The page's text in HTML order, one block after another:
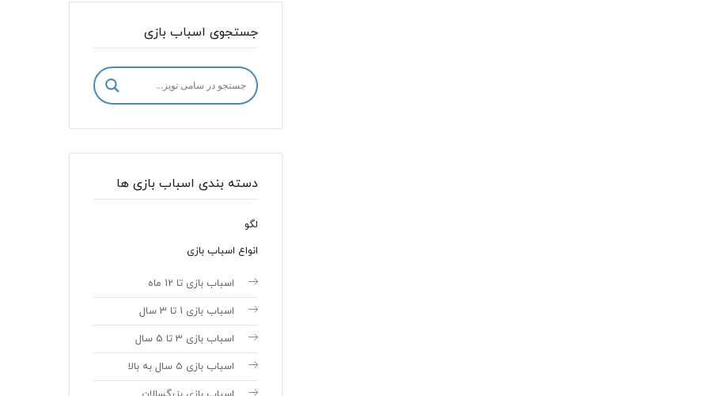
جستجوی اسباب بازی
دسته بندی اسباب بازی ها
لگو
انواع اسباب بازی
اسباب بازی تا 12 ماه
اسباب بازی 1 تا 3 سال
اسباب بازی 3 تا 5 سال
اسباب بازی 5 سال به بالا